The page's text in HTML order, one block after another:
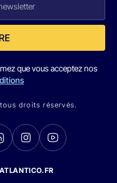
que vous acceptez nos
droits réservés.